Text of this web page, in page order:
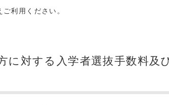
利用ください。
に対する入学者選抜手数料及